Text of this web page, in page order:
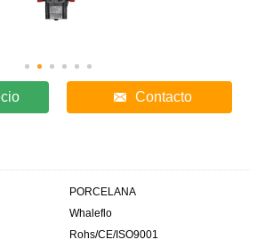
Contacto
PORCELANA
Whaleflo
Rohs/CE/ISO9001